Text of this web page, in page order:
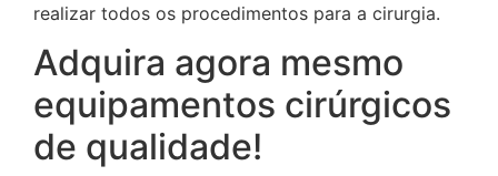
realizar todos os procedimentos para a cirurgia.
Adquira agora mesmo
equipamentos cirúrgicos
de qualidade!